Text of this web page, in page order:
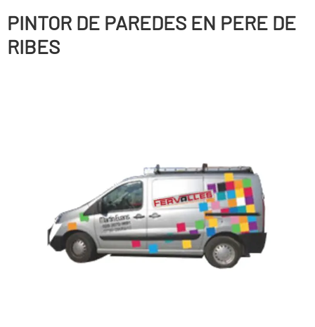
PINTOR DE PAREDES EN PERE DE
RIBES